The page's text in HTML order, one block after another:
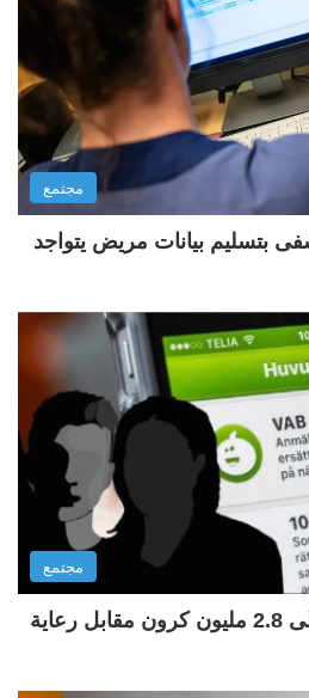
مجتمع
بتسليم بيانات مريض يتواجد
مجتمع
محاكمة عائلة حصلت على 2.8 مليون كرون مقابل رعاية